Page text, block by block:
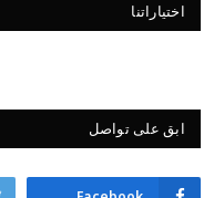
اختياراتنا
ابق على تواصل